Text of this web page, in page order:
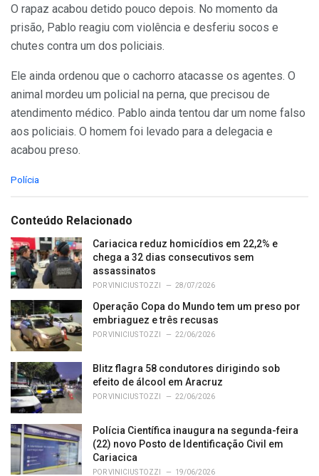
O rapaz acabou detido pouco depois. No momento da
prisão, Pablo reagiu com violência e desferiu socos e
chutes contra um dos policiais.
Ele ainda ordenou que o cachorro atacasse os agentes. O
animal mordeu um policial na perna, que precisou de
atendimento médico. Pablo ainda tentou dar um nome falso
aos policiais. O homem foi levado para a delegacia e
acabou preso.
C
e
o
r
i
e
:
Polícia
Conteúdo Relacionado
Cariacica reduz homicídios em 22,2% e
chega a 32 dias consecutivos sem
assassinatos
PORVINICIUS TOZZI 28/07/2026
Operação Copa do Mundo tem um preso por
embriaguez e três recusas
PORVINICIUS TOZZI 22/06/2026
Blitz flagra 58 condutores dirigindo sob
efeito de álcool em Aracruz
PORVINICIUS TOZZI 22/06/2026
Polícia Científica inaugura na segunda-feira
(22) novo Posto de Identificação Civil em
Cariacica
PORVINICIUS TOZZI 19/06/2026